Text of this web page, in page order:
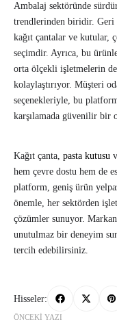
Ambalaj sektöründe
trendlerinden biridir. Geri
kağıt çantalar ve kutular,
seçimdir. Ayrıca, bu
orta ölçekli işletmelerin
kolaylaştırıyor. Müşteri
seçenekleriyle, bu
karşılamada güvenilir bir
Kağıt çanta, pasta kutusu
hem çevre dostu hem de
platform, geniş ürün
önemle, her sektörden
çözümler sunuyor.
unutulmaz bir deneyim
tercih edebilirsiniz.
Hisseler:
ÖNCEKI YAZI